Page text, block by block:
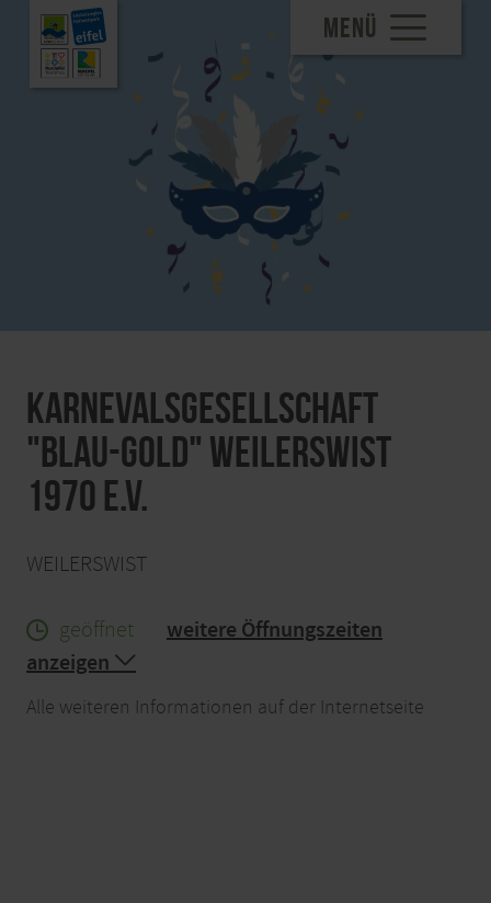
MENÜ
Karnevalsgesellschaft
"Blau-Gold" Weilerswist
1970 e.V.
WEILERSWIST
geöffnet
weitere Öffnungszeiten
anzeigen
Alle weiteren Informationen auf der Internetseite